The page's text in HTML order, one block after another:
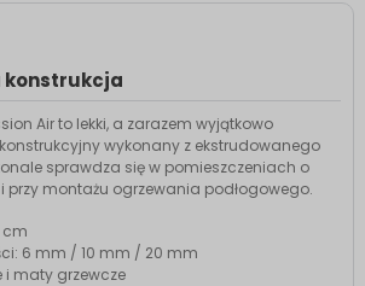
konstrukcja
Air to lekki, a zarazem wyjątkowo
wykonany z ekstrudowanego
sprawdza się w pomieszczeniach o
przy montażu ogrzewania podłogowego.
cm
6 mm / 10 mm / 20 mm
maty grzewcze